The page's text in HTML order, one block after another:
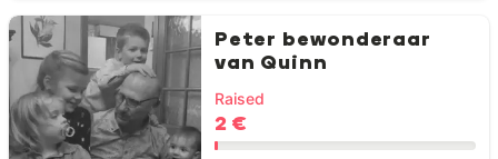
Peter bewonderaar
van Quinn
Raised
2 €